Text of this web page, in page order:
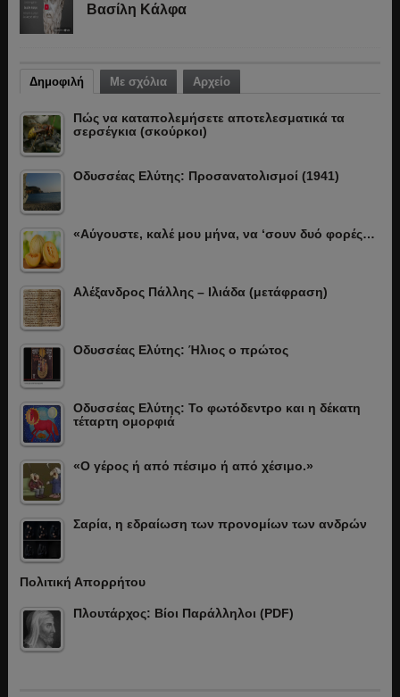
Βασίλη Κάλφα
Δημοφιλή Με σχόλια Αρχείο
Πώς να καταπολεμήσετε αποτελεσματικά τα
σερσέγκια (σκούρκοι)
Οδυσσέας Ελύτης: Προσανατολισμοί (1941)
«Αύγουστε, καλέ μου μήνα, να ‘σουν δυό φορές…
Αλέξανδρος Πάλλης – Ιλιάδα (μετάφραση)
Οδυσσέας Ελύτης: Ήλιος ο πρώτος
Οδυσσέας Ελύτης: Το φωτόδεντρο και η δέκατη
τέταρτη ομορφιά
«Ο γέρος ή από πέσιμο ή από χέσιμο.»
Σαρία, η εδραίωση των προνομίων των ανδρών
Πολιτική Απορρήτου
Πλουτάρχος: Βίοι Παράλληλοι (PDF)